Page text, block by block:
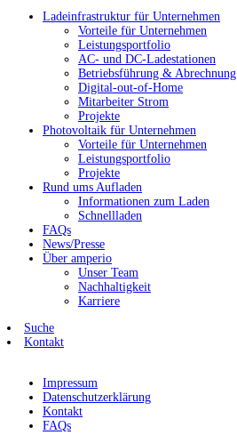
Ladeinfrastruktur für Unternehmen
Vorteile für Unternehmen
Leistungsportfolio
AC- und DC-Ladestationen
Betriebsführung & Abrechnung
Digital-out-of-Home
Mitarbeiter Strom
Projekte
Photovoltaik für Unternehmen
Vorteile für Unternehmen
Leistungsportfolio
Projekte
Rund ums Aufladen
Informationen zum Laden
Schnellladen
FAQs
News/Presse
Über amperio
Unser Team
Nachhaltigkeit
Karriere
Suche
Kontakt
Impressum
Datenschutzerklärung
Kontakt
FAQs